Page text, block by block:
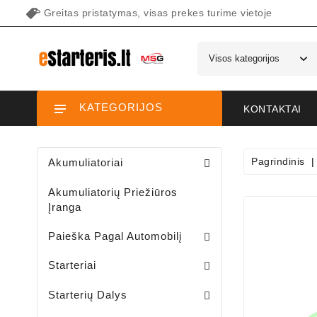
Greitas pristatymas, visas prekes turime vietoje
KONTAKTAI
KATEGORIJOS
Akumuliatoriai
Akumuliatorių Priežiūros
Įranga
Paieška Pagal Automobilį
Starteriai
Starterių Dalys
Pagrindinis